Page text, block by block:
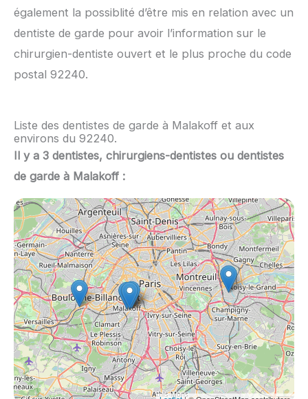
également la possiblité d’être mis en relation avec un
dentiste de garde pour avoir l’information sur le
chirurgien-dentiste ouvert et le plus proche du code
postal 92240.
Liste des dentistes de garde à Malakoff et aux
environs du 92240.
Il y a 3 dentistes, chirurgiens-dentistes ou dentistes
de garde à Malakoff :